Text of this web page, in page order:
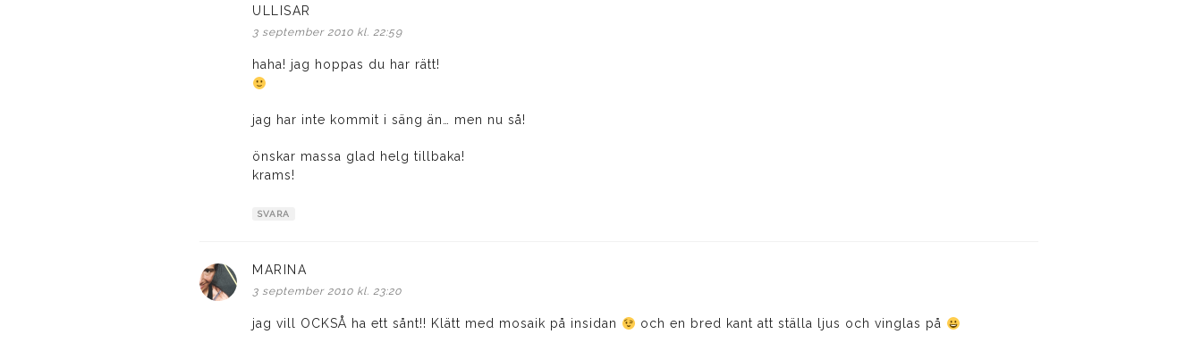
ULLISAR
3 september 2010 kl. 22:59
haha! jag hoppas du har rätt!
jag har inte kommit i säng än… men nu så!
önskar massa glad helg tillbaka!
krams!
SVARA
MARINA
3 september 2010 kl. 23:20
jag vill OCKSÅ ha ett sånt!! Klätt med mosaik på insidan och en bred kant att ställa ljus och vinglas på